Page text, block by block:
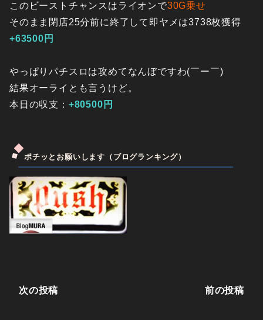
このビーストチャンスはライオンで30G乗せ
そのまま閉店25分前に終了して即ヤメは3738枚獲得
+63500円
やっぱりパチスロは攻めてなんぼですわ(￣ー￣)
結果オーライとも言うけど。
本日の収支： +80500円
ポチッとお願いします（ブログランキング）
次の投稿 前の投稿